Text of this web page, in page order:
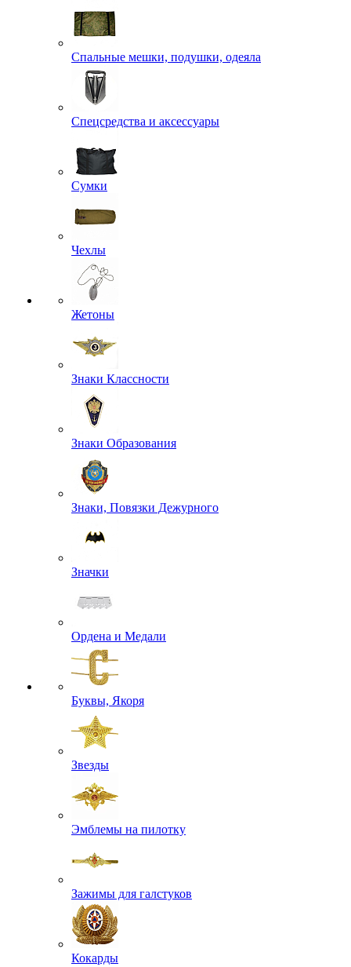
Спальные мешки, подушки, одеяла
Спецсредства и аксессуары
Сумки
Чехлы
Жетоны
Знаки Классности
Знаки Образования
Знаки, Повязки Дежурного
Значки
Ордена и Медали
Буквы, Якоря
Звезды
Эмблемы на пилотку
Зажимы для галстуков
Кокарды